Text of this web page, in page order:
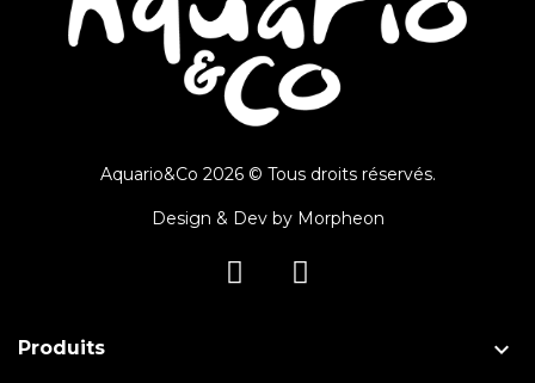
Aquario&Co 2026 © Tous droits réservés.
Design & Dev by Morpheon
Produits 